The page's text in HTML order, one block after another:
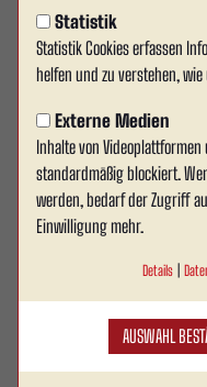
Statistik
Statistik Cookies erfassen
helfen und zu verstehen,
Externe Medien
Inhalte von
standardmäßig blockiert.
werden, bedarf der Zugriff
Einwilligung mehr.
Details
AUSWAHL
Montag, 29.09.2025 14:44 Uhr
U14 besucht
Unsere U14 nutzte
eine besondere
mit dem
Deutschen
Die Nachwuchsspieler
Fußballs ein und erlebten
Erfolgen der